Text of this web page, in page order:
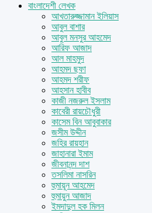
বাংলাদেশী লেখক
আখতারুজ্জামান ইলিয়াস
আবুল বাশার
আবুল মনসুর আহমেদ
আরিফ আজাদ
আল মাহমুদ
আহমদ ছফা
আহমদ শরীফ
আহসান হাবীব
কাজী নজরুল ইসলাম
কাবেরী রায়চৌধুরী
কাসেম বিন আবুবাকার
জসীম উদ্দীন
জহির রায়হান
জাহানারা ইমাম
জীবনানন্দ দাশ
তসলিমা নাসরিন
হুমায়ূন আহমেদ
হুমায়ুন আজাদ
ইমদাদুল হক মিলন